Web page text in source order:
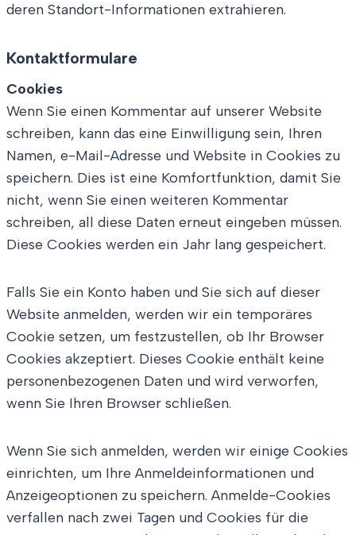
deren Standort-Informationen extrahieren.
Kontaktformulare
Cookies
Wenn Sie einen Kommentar auf unserer Website
schreiben, kann das eine Einwilligung sein, Ihren
Namen, e-Mail-Adresse und Website in Cookies zu
speichern. Dies ist eine Komfortfunktion, damit Sie
nicht, wenn Sie einen weiteren Kommentar
schreiben, all diese Daten erneut eingeben müssen.
Diese Cookies werden ein Jahr lang gespeichert.
Falls Sie ein Konto haben und Sie sich auf dieser
Website anmelden, werden wir ein temporäres
Cookie setzen, um festzustellen, ob Ihr Browser
Cookies akzeptiert. Dieses Cookie enthält keine
personenbezogenen Daten und wird verworfen,
wenn Sie Ihren Browser schließen.
Wenn Sie sich anmelden, werden wir einige Cookies
einrichten, um Ihre Anmeldeinformationen und
Anzeigeoptionen zu speichern. Anmelde-Cookies
verfallen nach zwei Tagen und Cookies für die